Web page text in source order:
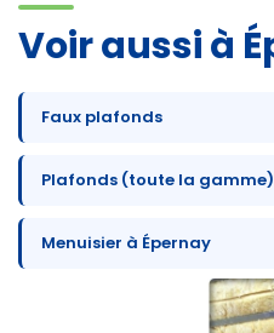
Voir aussi à
Faux plafonds
Plafonds (toute la gamme)
Menuisier à Épernay